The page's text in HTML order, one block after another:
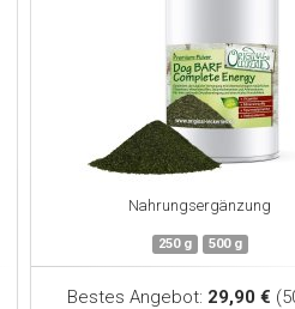
Nahrungsergänzung
250 g 500 g
Bestes Angebot: 29,90 €